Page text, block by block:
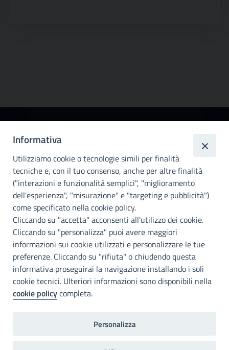
metropolitana di
Palermo
Info e contatti
Città Metropoliitana di Palermo
Via Maqueda, 100 - 90134 - Palermo
Cod. Fisc. 80021470820
PEC: cm.pa@cert.cittametropolitana.pa.it
I nostri canali social
Accessibilità
Città Metropolitana di Palermo si impegna a rendere il proprio sito
web accessibile, conformemente al D.lgs. 10 agosto 2018, n°106
Informativa
Utilizziamo cookie o tecnologie simili per finalità
tecniche e, con il tuo consenso, anche per altre finalità
("interazioni e funzionalità semplici", "miglioramento
dell'esperienza", "misurazione" e "targeting e pubblicità")
come specificato nella cookie policy.
Cliccando su "accetta" acconsenti all'utilizzo dei cookie.
Cliccando su "personalizza" puoi avere maggiori
informazioni sui cookie utilizzati e personalizzare le tue
preferenze. Cliccando su "rifiuta" o chiudendo questa
informativa proseguirai la navigazione installando i soli
cookie tecnici. Ulteriori informazioni sono disponibili nella
cookie policycompleta.
Personalizza